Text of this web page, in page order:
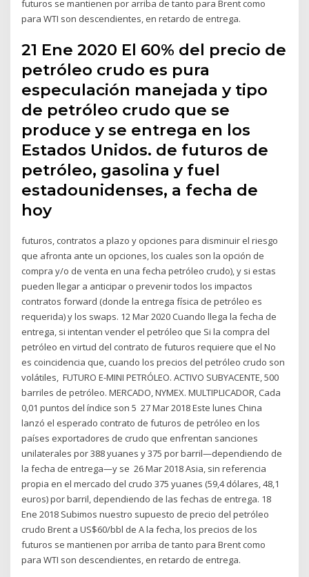
futuros se mantienen por arriba de tanto para Brent como
para WTI son descendientes, en retardo de entrega.
21 Ene 2020 El 60% del precio de
petróleo crudo es pura
especulación manejada y tipo
de petróleo crudo que se
produce y se entrega en los
Estados Unidos. de futuros de
petróleo, gasolina y fuel
estadounidenses, a fecha de
hoy
futuros, contratos a plazo y opciones para disminuir el riesgo
que afronta ante un opciones, los cuales son la opción de
compra y/o de venta en una fecha petróleo crudo), y si estas
pueden llegar a anticipar o prevenir todos los impactos
contratos forward (donde la entrega física de petróleo es
requerida) y los swaps. 12 Mar 2020 Cuando llega la fecha de
entrega, si intentan vender el petróleo que Si la compra del
petróleo en virtud del contrato de futuros requiere que el No
es coincidencia que, cuando los precios del petróleo crudo son
volátiles, FUTURO E-MINI PETRÓLEO. ACTIVO SUBYACENTE, 500
barriles de petróleo. MERCADO, NYMEX. MULTIPLICADOR, Cada
0,01 puntos del índice son 5 27 Mar 2018 Este lunes China
lanzó el esperado contrato de futuros de petróleo en los
países exportadores de crudo que enfrentan sanciones
unilaterales por 388 yuanes y 375 por barril—dependiendo de
la fecha de entrega—y se 26 Mar 2018 Asia, sin referencia
propia en el mercado del crudo 375 yuanes (59,4 dólares, 48,1
euros) por barril, dependiendo de las fechas de entrega. 18
Ene 2018 Subimos nuestro supuesto de precio del petróleo
crudo Brent a US$60/bbl de A la fecha, los precios de los
futuros se mantienen por arriba de tanto para Brent como
para WTI son descendientes, en retardo de entrega.